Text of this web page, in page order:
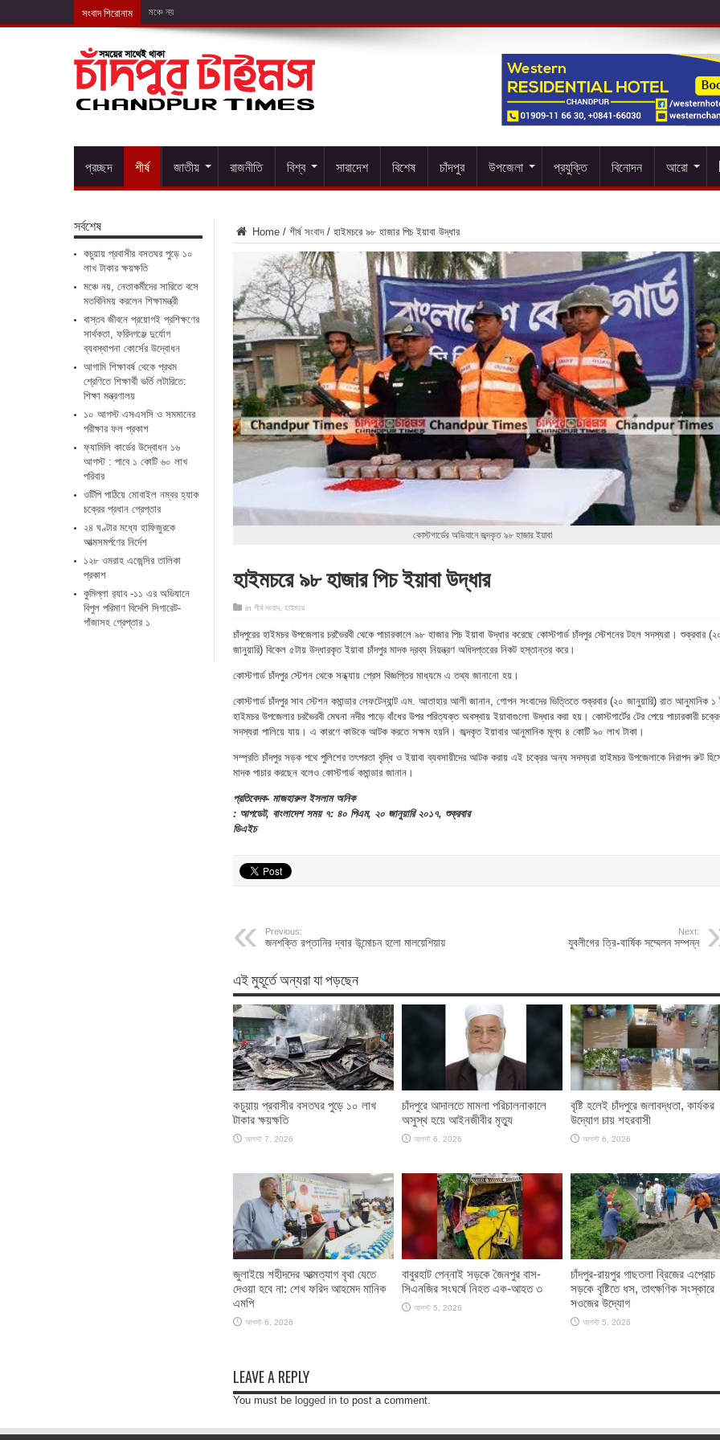
সংবাদ শিরোনাম মঞ্চে নয়, নেতাকর্মীদের সারিতে
প্রচ্ছদ শীর্ষ জাতীয় রাজনীতি বিশ্ব সারাদেশ বিশেষ চাঁদপুর উপজেলা প্রযুক্তি বিনোদন আরো
Home / শীর্ষ সংবাদ / হাইমচরে ৯৮ হাজার পিচ ইয়াবা উদ্ধার
কোস্টগার্ডের অভিযানে জব্দকৃত ৯৮ হাজার ইয়াবা
হাইমচরে ৯৮ হাজার পিচ ইয়াবা উদ্ধার
in শীর্ষ সংবাদ, হাইমচর
চাঁদপুরের হাইমচর উপজেলার চরভৈরবী থেকে পাচারকালে ৯৮ হাজার পিচ ইয়াবা উদ্ধার করেছে কোস্টগার্ড চাঁদপুর স্টেশনের টহল সদস্যরা। শুক্রবার
জানুয়ারি) বিকেল ৫টায় উদ্ধারকৃত ইয়াবা চাঁদপুর মাদক দ্রব্য নিয়ন্ত্রণ অধিদপ্তরের নিকট হস্তান্তর করে।
কোস্টগার্ড চাঁদপুর স্টেশন থেকে সন্ধ্যায় প্রেস বিজ্ঞপ্তির মাধ্যমে এ তথ্য জানানো হয়।
কোস্টগার্ড চাঁদপুর সাব স্টেশন কমান্ডার লেফটেন্যান্ট এম. আতাহার আলী জানান, গোপন সংবাদের ভিত্তিতে শুক্রবার (২০ জানুয়ারি) রাত আনুমানিক ১
হাইমচর উপজেলার চরভৈরবী মেঘনা নদীর পাড়ে বাঁধের উপর পরিত্যক্ত অবস্থায় ইয়াবাগুলো উদ্ধার করা হয়। কোস্টগার্টের টের পেয়ে পাচারকারী
সদস্যরা পালিয়ে যায়। এ কারণে কাউকে আটক করতে সক্ষম হয়নি। জব্দকৃত ইয়াবার আনুমানিক মূল্য ৪ কোটি ৯০ লাখ টাকা।
সম্প্রতি চাঁদপুর সড়ক পথে পুলিশের তৎপরতা বৃদ্ধি ও ইয়াবা ব্যবসায়ীদের আটক করায় এই চক্রের অন্য সদস্যরা হাইমচর উপজেলাকে নিরাপদ রুট
মাদক পাচার করছেন বলেও কোস্টগার্ড কমান্ডার জানান।
প্রতিবেদক- মাজহারুল ইসলাম অনিক
: আপডেট, বাংলাদেশ সময় ৭: ৪০ পিএম, ২০ জানুয়ারি ২০১৭, শুক্রবার
ডিএইচ
Previous:
জনশক্তি রপ্তানির দ্বার উন্মোচন হলো মালয়েশিয়ায়
Next:
যুবলীগের ত্রি-বার্ষিক সম্মেলন সম্পন্ন
এই মুহূর্তে অন্যরা যা পড়ছেন
কচুয়ায় প্রবাসীর বসতঘর পুড়ে ১০ লাখ
টাকার ক্ষয়ক্ষতি
আগস্ট 7, 2026
চাঁদপুরে আদালতে মামলা পরিচালনাকালে
অসুস্থ হয়ে আইনজীবীর মৃত্যু
আগস্ট 6, 2026
বৃষ্টি হলেই চাঁদপুরে জলাবদ্ধতা, কার্যকর
উদ্যোগ চায় শহরবাসী
আগস্ট 6, 2026
জুলাইয়ে শহীদদের আত্মত্যাগ বৃথা যেতে
দেওয়া হবে না: শেখ ফরিদ আহমেদ মানিক
এমপি
আগস্ট 6, 2026
বাবুরহাট পেন্নাই সড়কে জৈনপুর বাস-
সিএনজির সংঘর্ষে নিহত এক-আহত ৩
আগস্ট 5, 2026
চাঁদপুর-রায়পুর গাছতলা ব্রিজের এপ্রোচ
সড়কে বৃষ্টিতে ধস, তাৎক্ষণিক সংস্কারে
সওজের উদ্যোগ
আগস্ট 5, 2026
LEAVE A REPLY
You must be logged in to post a comment.
সর্বশেষ
কচুয়ায় প্রবাসীর বসতঘর পুড়ে ১০
লাখ টাকার ক্ষয়ক্ষতি
মঞ্চে নয়, নেতাকর্মীদের সারিতে বসে
মতবিনিময় করলেন শিক্ষামন্ত্রী
​বাস্তব জীবনে প্রয়োগই প্রশিক্ষণের
সার্থকতা, ফরিদগঞ্জে দুর্যোগ
ব্যবস্থাপনা কোর্সের উদ্বোধন
আগামি শিক্ষাবর্ষ থেকে প্রথম
শ্রেণিতে শিক্ষার্থী ভর্তি লটারিতে:
শিক্ষা মন্ত্রণালয়
১০ আগস্ট এসএসসি ও সমমানের
পরীক্ষার ফল প্রকাশ
ফ্যামিলি কার্ডের উদ্বোধন ১৬
আগস্ট : পাবে ১ কোটি ৬০ লাখ
পরিবার
ওটিপি পাঠিয়ে মোবাইল নম্বর হ্যাক
চক্রের প্রধান গ্রেপ্তার
২৪ ঘণ্টার মধ্যে হাফিজুরকে
আত্মসমর্পণের নির্দেশ
১২৮ ওমরাহ এজেন্সির তালিকা
প্রকাশ
কুমিল্লা র‌্যাব -১১ এর অভিযানে
বিপুল পরিমাণ বিদেশি সিগারেট-
গাঁজাসহ গ্রেপ্তার ১